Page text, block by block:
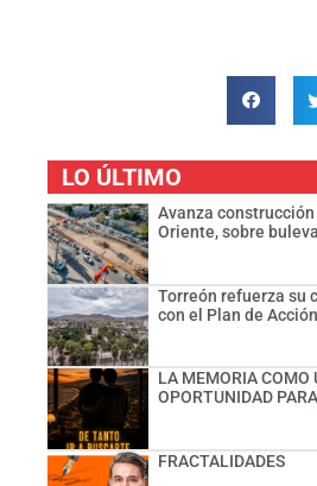
LO ÚLTIMO
Avanza construcción
Oriente, sobre
Torreón refuerza su
con el Plan de
LA MEMORIA COMO
OPORTUNIDAD
FRACTALIDADES